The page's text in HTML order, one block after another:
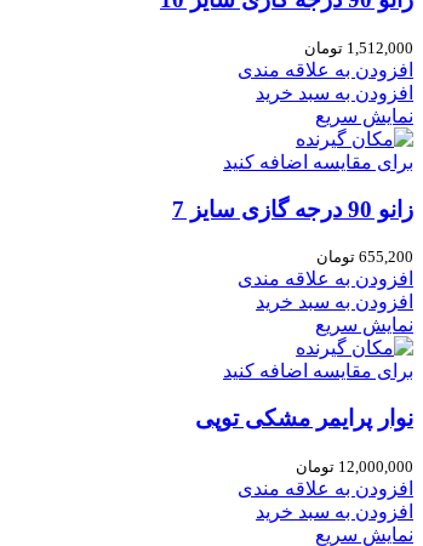
1,512,000 تومان
افزودن به علاقه مندی
افزودن به سبد خرید
نمایش سریع
برای مقایسه اضافه کنید
زانو 90 درجه گازی سایز 7
655,200 تومان
افزودن به علاقه مندی
افزودن به سبد خرید
نمایش سریع
برای مقایسه اضافه کنید
نوار پرایمر مشکی توپی
12,000,000 تومان
افزودن به علاقه مندی
افزودن به سبد خرید
نمایش سریع